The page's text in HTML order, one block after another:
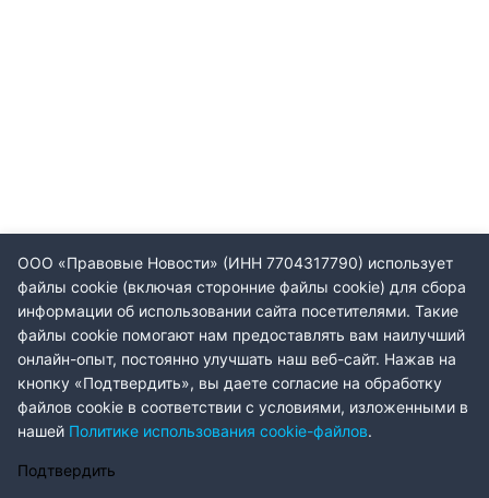
ООО «Правовые Новости» (ИНН 7704317790) использует
файлы cookie (включая сторонние файлы cookie) для сбора
информации об использовании сайта посетителями. Такие
файлы cookie помогают нам предоставлять вам наилучший
онлайн-опыт, постоянно улучшать наш веб-сайт. Нажав на
кнопку «Подтвердить», вы даете согласие на обработку
файлов cookie в соответствии с условиями, изложенными в
нашей Политике использования cookie-файлов.
Подтвердить